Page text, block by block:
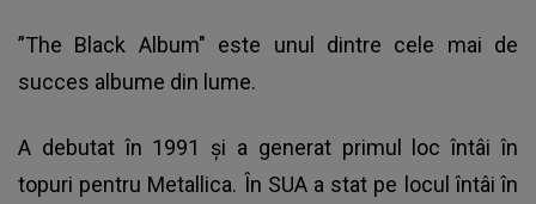
”The Black Album" este unul dintre cele mai de
succes albume din lume.
A debutat în 1991 şi a generat primul loc întâi în
topuri pentru Metallica. În SUA a stat pe locul întâi în